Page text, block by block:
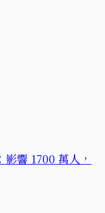
響 1700 萬人，